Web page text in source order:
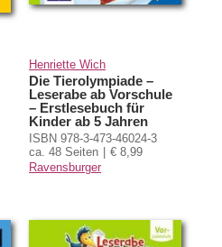
Henriette Wich
Die Tierolympiade –
Leserabe ab Vorschule
– Erstlesebuch für
Kinder ab 5 Jahren
ISBN 978-3-473-46024-3
ca. 48 Seiten
€ 8,99
Ravensburger